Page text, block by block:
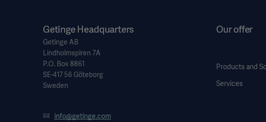
Getinge Headquarters
Getinge AB
Lindholmspiren 7A
P.O. Box 8861
SE-417 56 Göteborg
Sweden
info@getinge.com
Our offer
Products and
Services